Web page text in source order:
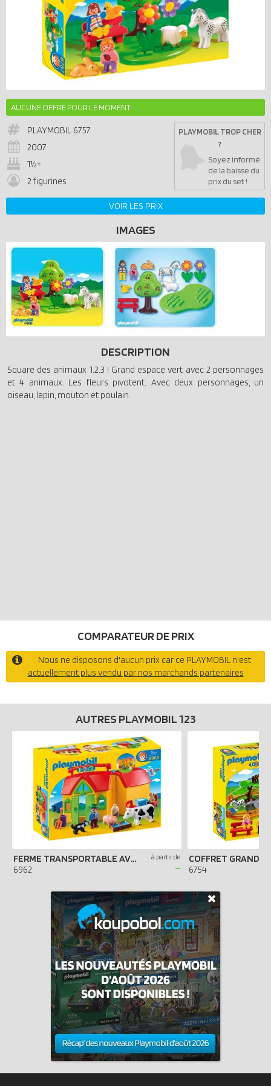
AUCUNE OFFRE POUR LE MOMENT
PLAYMOBIL 6757
2007
1½+
2 figurines
PLAYMOBIL TROP CHER
?
Soyez informé
de la baisse du
prix du set !
VOIR LES PRIX
IMAGES
DESCRIPTION
Square des animaux 1.2.3 ! Grand espace vert avec 2 personnages
et 4 animaux. Les fleurs pivotent. Avec deux personnages, un
oiseau, lapin, mouton et poulain.
COMPARATEUR DE PRIX
Nous ne disposons d'aucun prix car ce PLAYMOBIL n'est
actuellement plus vendu par nos marchands partenaires
AUTRES PLAYMOBIL 123
FERME TRANSPORTABLE AVEC ANIMAUX
6962
à partir de
-
COFFRET GRAND
6754